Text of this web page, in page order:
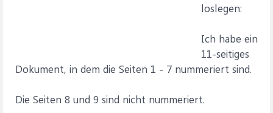
loslegen:
Ich habe ein
11-seitiges
Dokument, in dem die Seiten 1 - 7 nummeriert sind.
Die Seiten 8 und 9 sind nicht nummeriert.